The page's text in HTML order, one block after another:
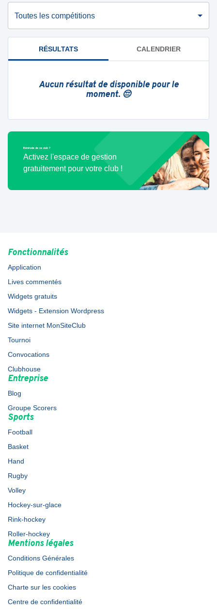
Toutes les compétitions
RÉSULTATS CALENDRIER
Aucun résultat de disponible pour le
moment. 😔
Bénévole de ce club ?
Activez l'espace de gestion
gratuitement pour votre club !
Fonctionnalités
Application
Lives commentés
Widgets gratuits
Widgets - Extension Wordpress
Site internet MonSiteClub
Tournoi
Convocations
Clubhouse
Entreprise
Blog
Groupe Scorers
Sports
Football
Basket
Hand
Rugby
Volley
Hockey-sur-glace
Rink-hockey
Roller-hockey
Mentions légales
Conditions Générales
Politique de confidentialité
Charte sur les cookies
Centre de confidentialité